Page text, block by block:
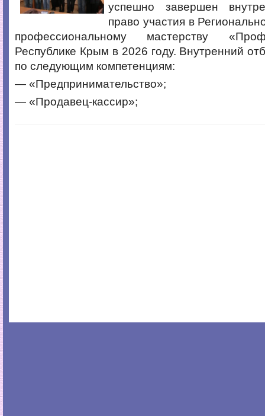
успешно завершен
право участия в
профессиональному мастерству
Республике Крым в 2026 году. Внутренний
по следующим компетенциям:
— «Предпринимательство»;
— «Продавец-кассир»;